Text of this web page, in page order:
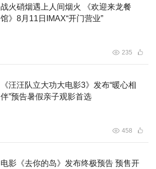
战火硝烟遇上人间烟火 《欢迎来龙餐
馆》8月11日IMAX“开门营业”
235
《汪汪队立大功大电影3》发布“暖心相
伴”预告暑假亲子观影首选
458
电影《去你的岛》发布终极预告 预售开